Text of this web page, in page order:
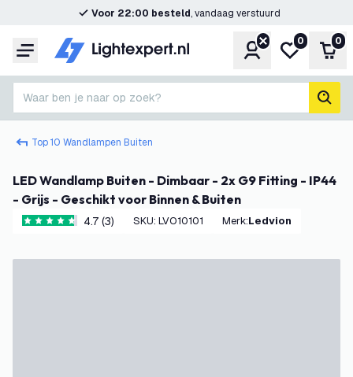
Voor 22:00 besteld, vandaag verstuurd
Menu Account
Mijn
0 0
Waar ben je naar op zoek?
Top 10 Wandlampen Buiten
LED Wandlamp Buiten - Dimbaar - 2x G9 Fitting - IP44
- Grijs - Geschikt voor Binnen & Buiten
4.7 score sterren
4.7 (3) SKU: LVO10101 Merk: Ledvion